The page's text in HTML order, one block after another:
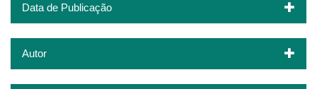
Data de Publicação
Autor